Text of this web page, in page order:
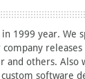
1999 year. We
and others. Also
software